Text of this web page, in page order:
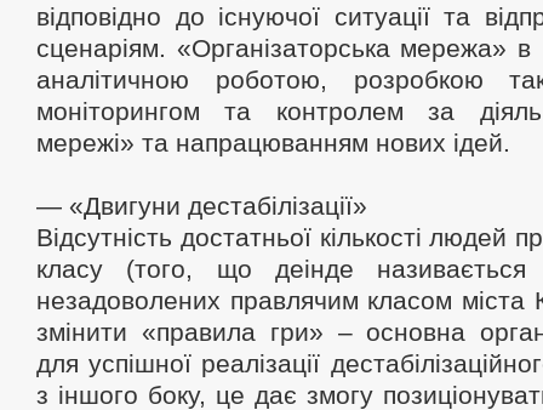
відповідно до існуючої ситуації та
сценаріям. «Організаторська мережа»
аналітичною роботою, розробкою
моніторингом та контролем за
мережі» та напрацюванням нових ідей.
— «Двигуни дестабілізації»
Відсутність достатньої кількості людей
класу (того, що деінде називається
незадоволених правлячим класом
змінити «правила гри» – основна
для успішної реалізації
з іншого боку, це дає змогу